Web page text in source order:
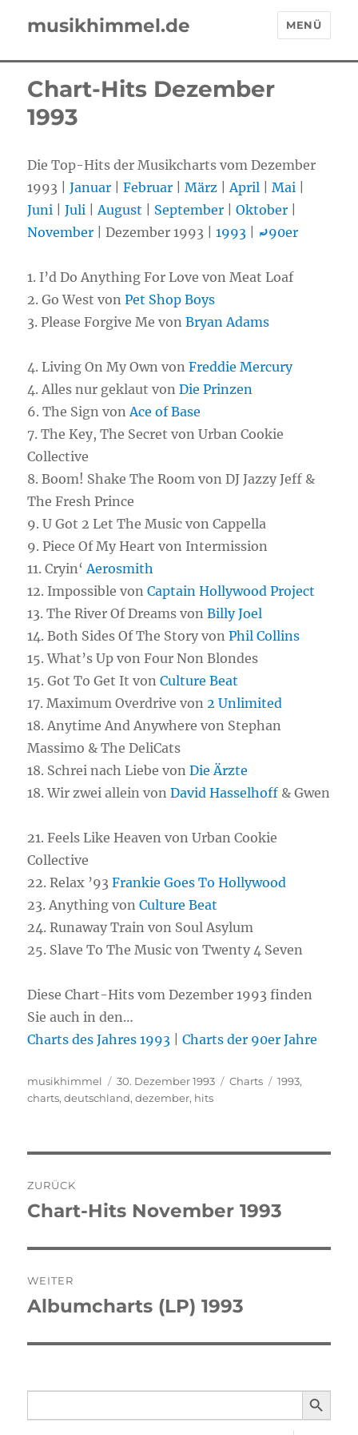
musikhimmel.de MENÜ
Chart-Hits Dezember
1993
Die Top-Hits der Musikcharts vom Dezember
1993 |Januar |Februar |März |April |Mai
Juni |Juli |August September |Oktober
November | Dezember 1993 |1993 ⤾90er
1. I’d Do Anything For Love von Meat Loaf
2. Go West vonPet Shop Boys
3. Please Forgive Me vonBryan Adams
4. Living On My Own vonFreddie Mercury
4. Alles nur geklaut vonDie Prinzen
6. The Sign vonAce of Base
7. The Key, The Secret von Urban Cookie
Collective
8. Boom! Shake The Room von DJ Jazzy Jeff &
The Fresh Prince
9. U Got 2 Let The Music von Cappella
9. Piece Of My Heart von Intermission
11. Cryin‘Aerosmith
12. Impossible vonCaptain Hollywood Project
13. The River Of Dreams vonBilly Joel
14. Both Sides Of The Story vonPhil Collins
15. What’s Up von Four Non Blondes
15. Got To Get It vonCulture Beat
17. Maximum Overdrive von2 Unlimited
18. Anytime And Anywhere von Stephan
Massimo & The DeliCats
18. Schrei nach Liebe vonDie Ärzte
18. Wir zwei allein vonDavid Hasselhoff & Gwen
21. Feels Like Heaven von Urban Cookie
Collective
22. Relax ’93Frankie Goes To Hollywood
23. Anything vonCulture Beat
24. Runaway Train von Soul Asylum
25. Slave To The Music von Twenty 4 Seven
Diese Chart-Hits vom Dezember 1993 finden
Sie auch in den…
Charts des Jahres 1993 |Charts der 90er Jahre
Autor
musikhimmel
Veröffentlicht
am
30. Dezember 1993 Kategorien
Charts Schlagwörter
1993,
charts,deutschland,dezember, hits
ZURÜCK
Vorheriger
Chart-Hits November 1993
WEITER
Nächster
Albumcharts (LP) 1993
Search
SEARCH